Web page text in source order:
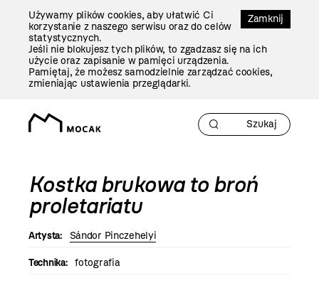
Zamknij
Używamy plików cookies, aby ułatwić Ci
korzystanie z naszego serwisu oraz do celów
statystycznych.
Jeśli nie blokujesz tych plików, to zgadzasz się na ich
użycie oraz zapisanie w pamięci urządzenia.
Pamiętaj, że możesz samodzielnie zarządzać cookies,
zmieniając ustawienia przeglądarki.
Kostka brukowa to broń
proletariatu
Artysta: Sándor Pinczehelyi
Technika: fotografia